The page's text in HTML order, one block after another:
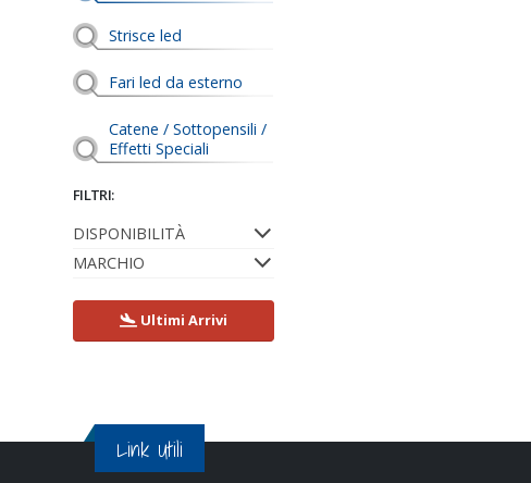
Strisce led
Fari led da esterno
Catene / Sottopensili /
Effetti Speciali
FILTRI:
DISPONIBILITÀ
MARCHIO
Ultimi Arrivi
Link Utili